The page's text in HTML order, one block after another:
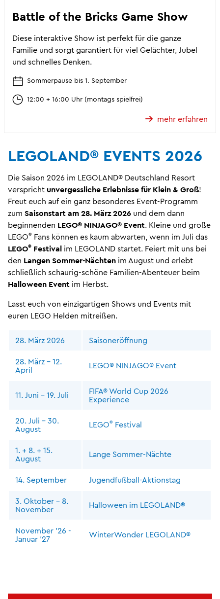
Battle of the Bricks Game Show
Diese interaktive Show ist perfekt für die ganze
Familie und sorgt garantiert für viel Gelächter, Jubel
und schnelles Denken.
Sommerpause bis 1. September
12:00 + 16:00 Uhr (montags spielfrei)
mehr erfahren
LEGOLAND® EVENTS 2026
Die Saison 2026 im LEGOLAND® Deutschland Resort
verspricht unvergessliche Erlebnisse für Klein & Groß!
Freut euch auf ein ganz besonderes Event-Programm
zum Saisonstart am 28. März 2026 und dem dann
beginnenden LEGO® NINJAGO® Event. Kleine und große
LEGO® Fans können es kaum abwarten, wenn im Juli das
LEGO® Festival im LEGOLAND startet. Feiert mit uns bei
den Langen Sommer-Nächten im August und erlebt
schließlich schaurig-schöne Familien-Abenteuer beim
Halloween Event im Herbst.
Lasst euch von einzigartigen Shows und Events mit
euren LEGO Helden mitreißen.
28. März 2026 Saisoneröffnung
28. März - 12.
April
LEGO® NINJAGO® Event
11. Juni - 19. Juli
FIFA® World Cup 2026
Experience
20. Juli - 30.
August
LEGO®Festival
1. + 8. + 15.
August
Lange Sommer-Nächte
14. September Jugendfußball-Aktionstag
3. Oktober - 8.
November
Halloween im LEGOLAND®
November '26 -
Januar '27
WinterWonder LEGOLAND®